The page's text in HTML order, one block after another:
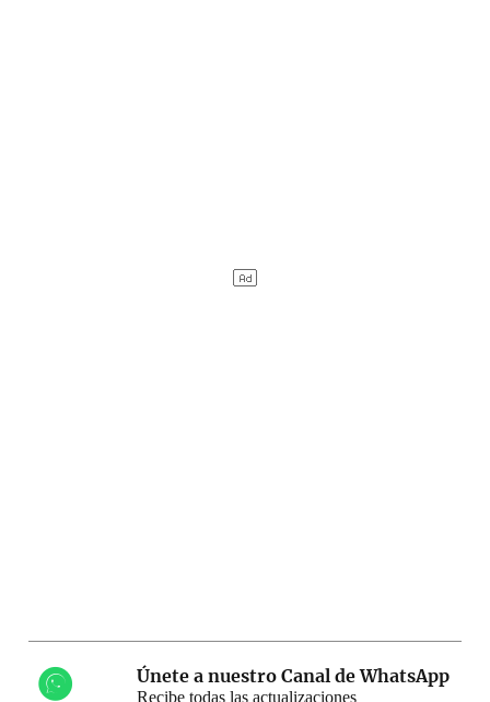
Únete a nuestro Canal de WhatsApp
Recibe todas las actualizaciones